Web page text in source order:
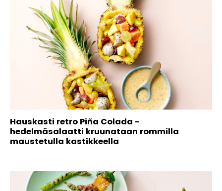
Hauskasti retro Piña Colada -
hedelmäsalaatti kruunataan rommilla
maustetulla kastikkeella